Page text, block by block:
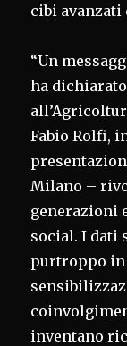
cibi avanzati
“Un
ha
Fabio Rolfi,
Milano –
generazioni
social. I dati
purtroppo in
inventano